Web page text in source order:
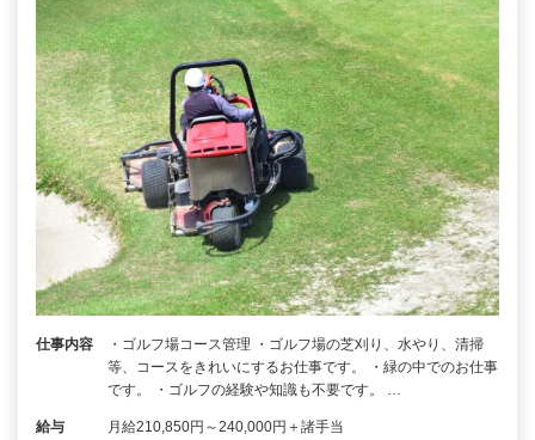
仕事内容
・ゴルフ場コース管理 ・ゴルフ場の芝刈り、水やり、清掃
等、コースをきれいにするお仕事です。 ・緑の中でのお仕事
です。 ・ゴルフの経験や知識も不要です。 …
給与 月給210,850円～240,000円＋諸手当